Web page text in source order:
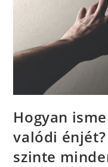
Hogyan
valódi
szinte